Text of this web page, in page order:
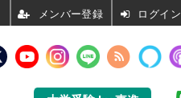
ログイン